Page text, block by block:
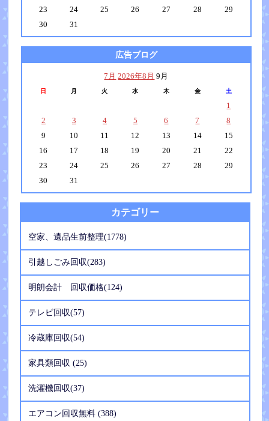
23
24 25 26 27 28
29
30
31
広告ブログ
7月 2026年8月 9月
日 月 火 水 木 金 土
1
2
3 4 5 6 7
8
9
10 11 12 13 14
15
16
17 18 19 20 21
22
23
24 25 26 27 28
29
30
31
カテゴリー
空家、遺品生前整理(1778)
引越しごみ回収(283)
明朗会計 回収価格(124)
テレビ回収(57)
冷蔵庫回収(54)
家具類回収 (25)
洗濯機回収(37)
エアコン回収無料 (388)